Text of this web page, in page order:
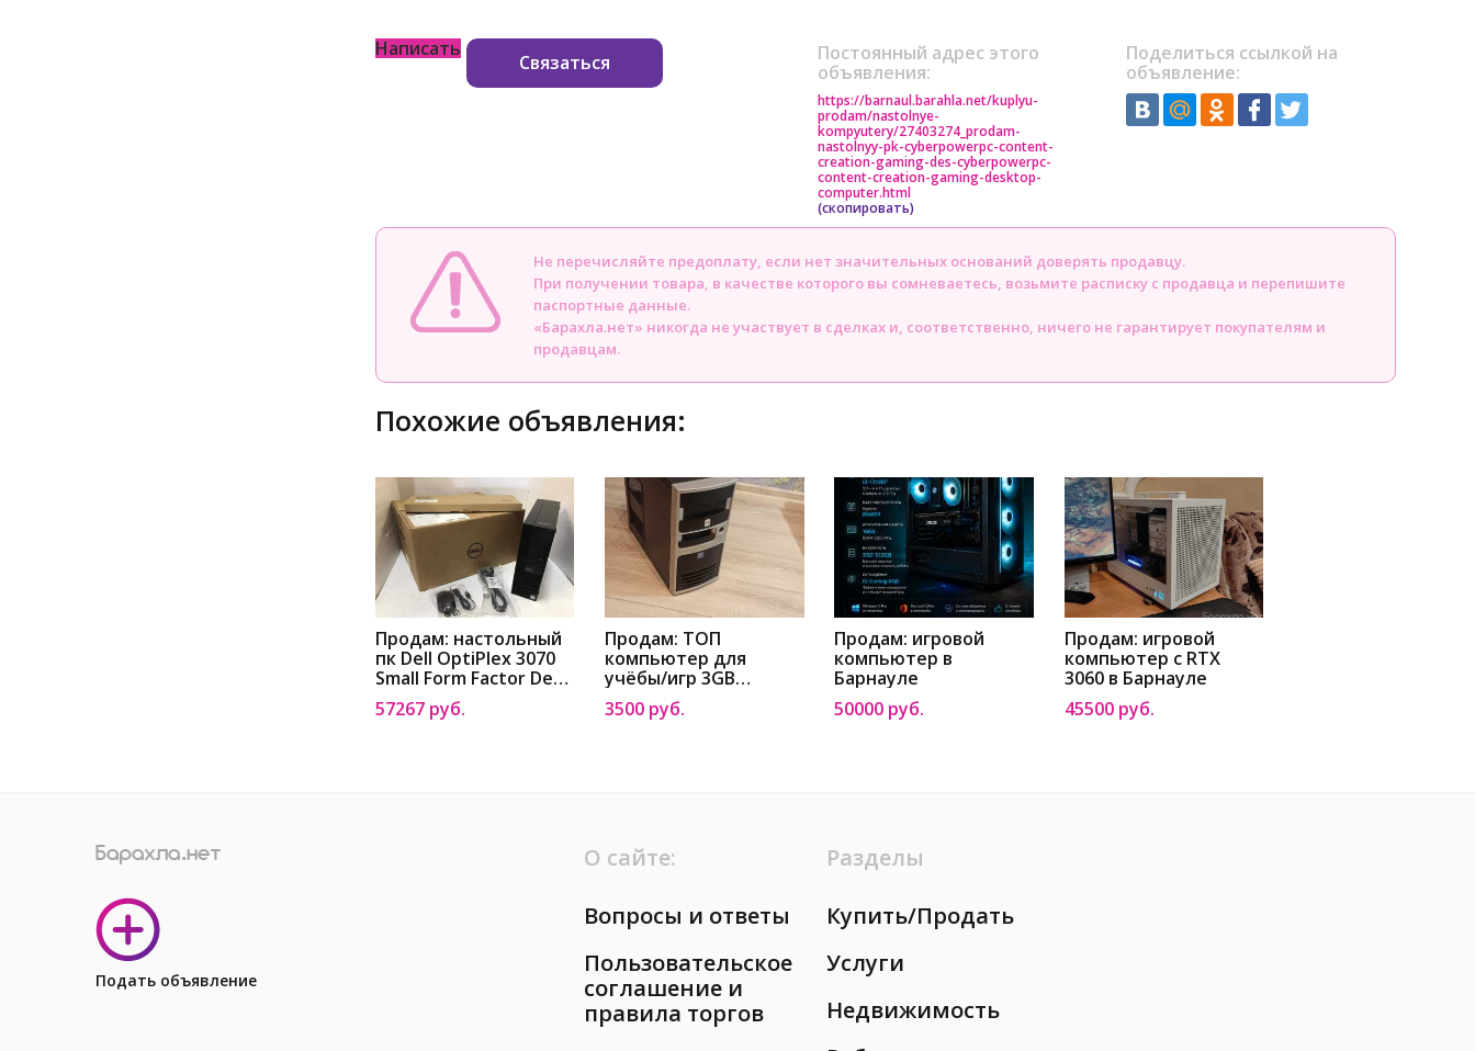
Написать
Связаться
Постоянный адрес этого
объявления:
https://barnaul.barahla.net/kuplyu-
prodam/nastolnye-
kompyutery/27403274_prodam-
nastolnyy-pk-cyberpowerpc-content-
creation-gaming-des-cyberpowerpc-
content-creation-gaming-desktop-
computer.html
(скопировать)
Поделиться ссылкой на
объявление:
Не перечисляйте предоплату, если нет значительных оснований доверять продавцу.
При получении товара, в качестве которого вы сомневаетесь, возьмите расписку с продавца и перепишите
паспортные данные.
«Барахла.нет» никогда не участвует в сделках и, соответственно, ничего не гарантирует покупателям и
продавцам.
Похожие объявления:
Продам: настольный
пк Dell OptiPlex 3070
Small Form Factor Des
Dell OptiPlex 3070
Small Form Factor
57267 руб.
Продам: ТОП
компьютер для
учёбы/игр 3GB
RAM/8400GS
512mb/SSD/HDD в
3500 руб.
Продам: игровой
компьютер в
Барнауле
50000 руб.
Продам: игровой
компьютер с RTX
3060 в Барнауле
45500 руб.
Подать объявление
О сайте:
Вопросы и ответы
Пользовательское
соглашение и
правила торгов
Разделы
Купить/Продать
Услуги
Недвижимость